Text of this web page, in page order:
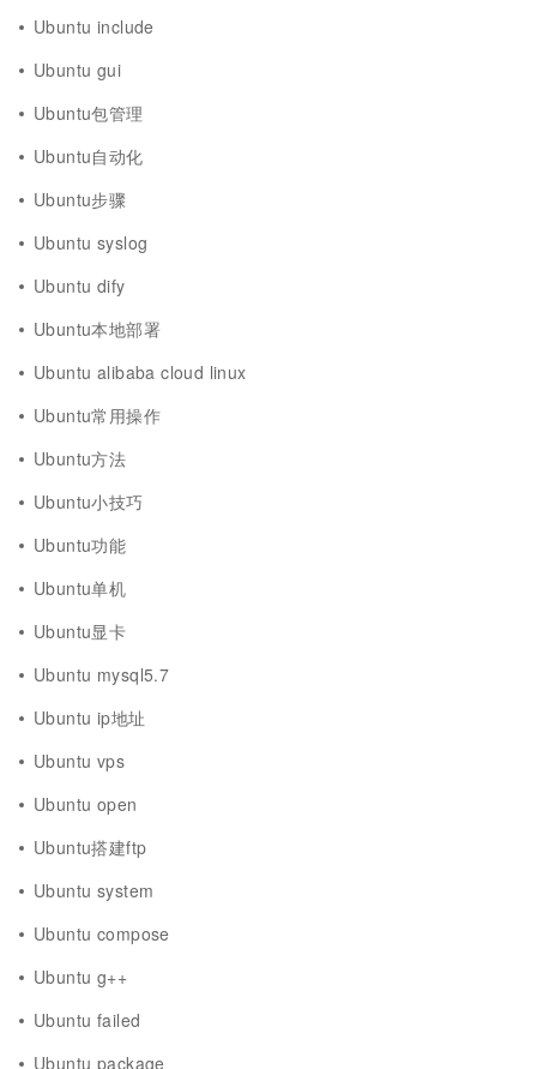
Ubuntu include
Ubuntu gui
Ubuntu包管理
Ubuntu自动化
Ubuntu步骤
Ubuntu syslog
Ubuntu dify
Ubuntu本地部署
Ubuntu alibaba cloud linux
Ubuntu常用操作
Ubuntu方法
Ubuntu小技巧
Ubuntu功能
Ubuntu单机
Ubuntu显卡
Ubuntu mysql5.7
Ubuntu ip地址
Ubuntu vps
Ubuntu open
Ubuntu搭建ftp
Ubuntu system
Ubuntu compose
Ubuntu g++
Ubuntu failed
Ubuntu package